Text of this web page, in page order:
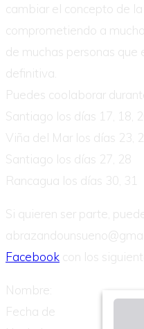
cambiar el concepto de
comprometiendo a
de muchas personas que
definitiva.
Puedes coolaborar
Santiago los días 17, 18,
Viña del Mar los días 23,
Santiago los días 27, 28
Rancagua los días 30, 31
Si quieren ser parte,
Facebook con los
Nombre:
Fecha de